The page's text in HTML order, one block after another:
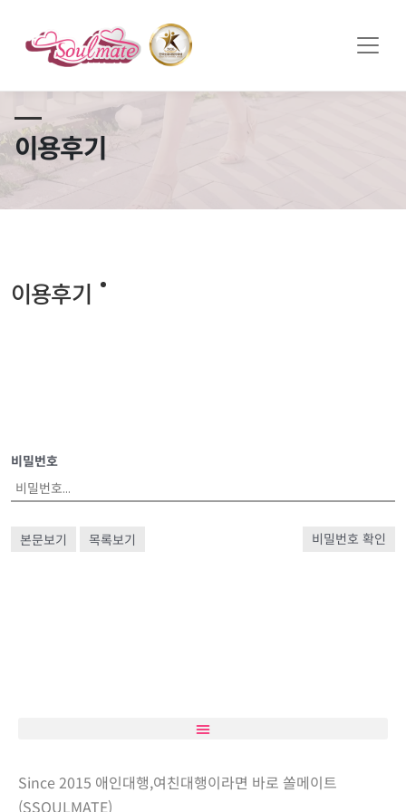
이용후기
이용후기
비밀번호
본문보기 목록보기 비밀번호 확인
Since 2015 애인대행,여친대행이라면 바로 쏠메이트
(SSOULMATE)
쏠메이트×토모토모 프로모션 영상 full버전 보러가기